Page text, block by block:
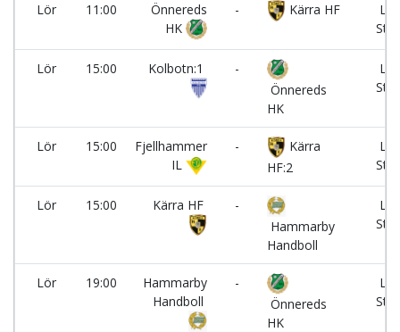
Lör 11:00
Önnereds
HK
- Kärra HF
Lör 15:00 Kolbotn:1
-
Önnereds
HK
Lör 15:00
Fjellhammer
IL
-
Kärra
HF:2
Lör 15:00 Kärra HF
-
Hammarby
Handboll
Lör 19:00
Hammarby
Handboll
-
Önnereds
HK